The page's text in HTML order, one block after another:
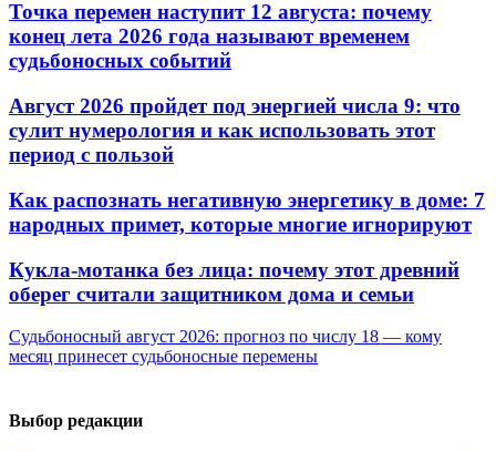
Точка перемен наступит 12 августа: почему
конец лета 2026 года называют временем
судьбоносных событий
Август 2026 пройдет под энергией числа 9: что
сулит нумерология и как использовать этот
период с пользой
Как распознать негативную энергетику в доме: 7
народных примет, которые многие игнорируют
Кукла-мотанка без лица: почему этот древний
оберег считали защитником дома и семьи
Судьбоносный август 2026: прогноз по числу 18 — кому
месяц принесет судьбоносные перемены
Выбор редакции